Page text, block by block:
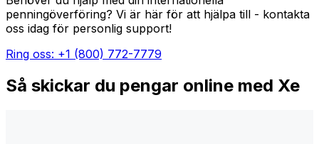
penningöverföring? Vi är här för att hjälpa till - kontakta
oss idag för personlig support!
Ring oss: +1 (800) 772-7779
Så skickar du pengar online med Xe